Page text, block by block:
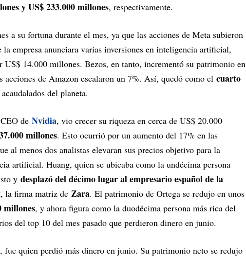
y US$ 233.000 millones, respectivamente.
a su fortuna durante el mes, ya que las acciones de Meta subieron
empresa anunciara varias inversiones en inteligencia artificial,
US$ 14.000 millones. Bezos, en tanto, incrementó su patrimonio en
de Amazon escalaron un 7%. Así, quedó como el cuarto
del planeta.
de Nvidia, vio crecer su riqueza en cerca de US$ 20.000
millones. Esto ocurrió por un aumento del 17% en las
al menos dos analistas elevaran sus precios objetivo para la
artificial. Huang, quien se ubicaba como la undécima persona
y desplazó del décimo lugar al empresario español de la
, la firma matriz de Zara. El patrimonio de Ortega se redujo en unos
millones, y ahora figura como la duodécima persona más rica del
del top 10 del mes pasado que perdieron dinero en junio.
fue quien perdió más dinero en junio. Su patrimonio neto se redujo